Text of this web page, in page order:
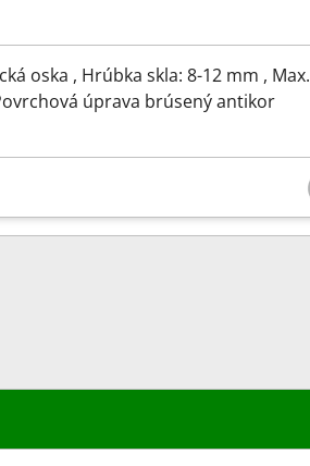
oska , Hrúbka skla: 8-12 mm , Max.
úprava brúsený antikor